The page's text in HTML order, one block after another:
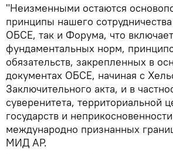
"Неизменными остаются
принципы нашего
ОБСЕ, так и Форума, что
фундаментальных норм,
обязательств, закрепленных в
документах ОБСЕ, начиная с
Заключительного акта, и в
суверенитета, территориальной
государств и
международно признанных
МИД АР.